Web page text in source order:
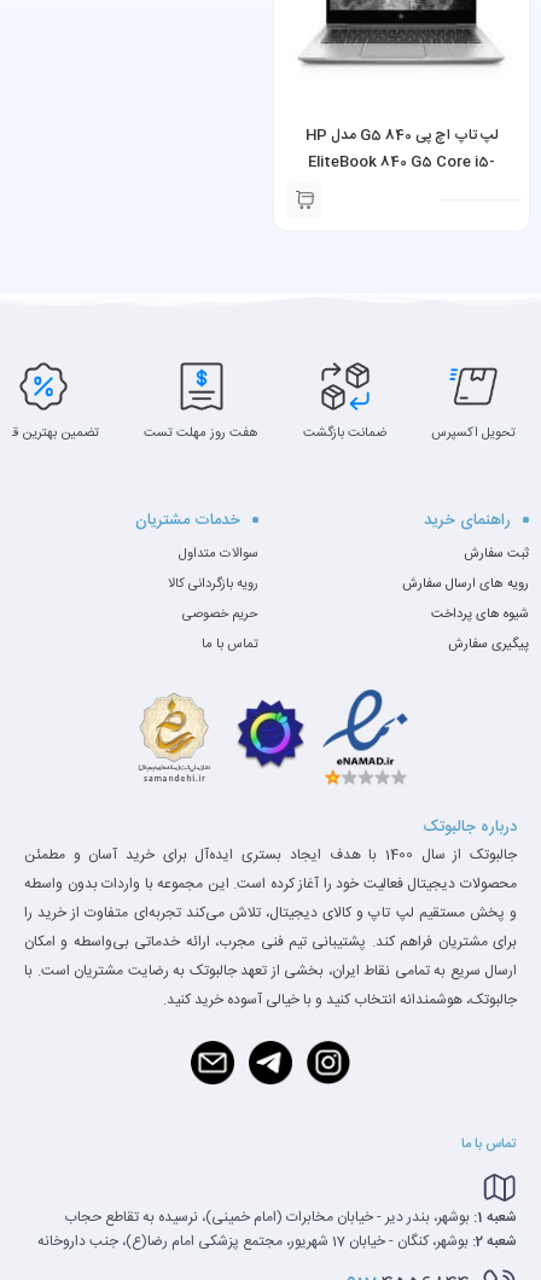
لپ تاپ اچ پی 840 G5 مدل HP
EliteBook 840 G5 Core i5-
تحویل اکسپرس ضمانت بازگشت هفت روز مهلت تست تضمین بهترین
راهنمای خرید
ثبت سفارش
رویه های ارسال سفارش
شیوه های پرداخت
پیگیری سفارش
خدمات مشتریان
سوالات متداول
رویه بازگردانی کالا
حریم خصوصی
تماس با ما
درباره جالبوتک
جالبوتک از سال 1400 با هدف ایجاد بستری ایده‌آل برای خرید آسان و مطمئن
محصولات دیجیتال فعالیت خود را آغاز کرده است. این مجموعه با واردات بدون واسطه
و پخش مستقیم لپ تاپ و کالای دیجیتال، تلاش می‌کند تجربه‌ای متفاوت از خرید را
برای مشتریان فراهم کند. پشتیبانی تیم فنی مجرب، ارائه خدماتی بی‌واسطه و امکان
ارسال سریع به تمامی نقاط ایران، بخشی از تعهد جالبوتک به رضایت مشتریان است. با
جالبوتک، هوشمندانه انتخاب کنید و با خیالی آسوده خرید کنید.
تماس با ما
شعبه 1:
بوشهر، بندر دیر - خیابان مخابرات (امام خمینی)، نرسیده به تقاطع حجاب
شعبه 2:
بوشهر، کنگان - خیابان 17 شهریور، مجتمع پزشکی امام رضا(ع)، جنب داروخانه